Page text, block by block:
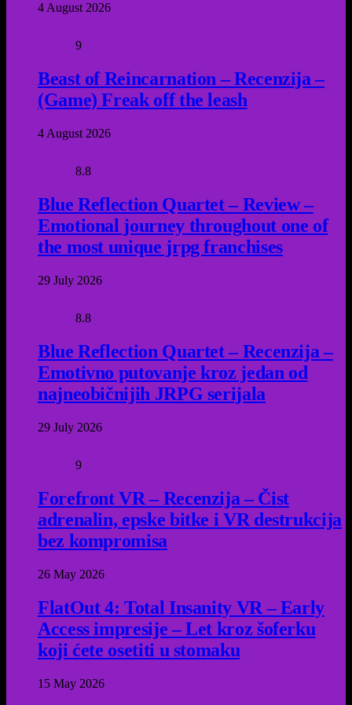
4 August 2026
9
Beast of Reincarnation – Recenzija –
(Game) Freak off the leash
4 August 2026
8.8
Blue Reflection Quartet – Review –
Emotional journey throughout one of
the most unique jrpg franchises
29 July 2026
8.8
Blue Reflection Quartet – Recenzija –
Emotivno putovanje kroz jedan od
najneobičnijih JRPG serijala
29 July 2026
9
Forefront VR – Recenzija – Čist
adrenalin, epske bitke i VR destrukcija
bez kompromisa
26 May 2026
FlatOut 4: Total Insanity VR – Early
Access impresije – Let kroz šoferku
koji ćete osetiti u stomaku
15 May 2026